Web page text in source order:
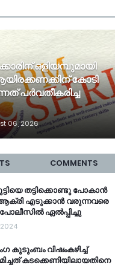
ഒളിയമ്പുമായി
കോടി
പര്‍വതീകരിച്ച
06, 2026
COMMENTS
തട്ടിക്കൊണ്ടു പോകാൻ
ആക്രി എടുക്കാൻ വരുന്നവരെ
പോലീസിൽ ഏൽപ്പിച്ചു
കുടുംബം വിഷംകഴിച്ച്‌
കടക്കെണിയിലായതിനെ